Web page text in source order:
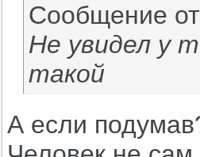
Сообщение
Не увидел у
такой
А если